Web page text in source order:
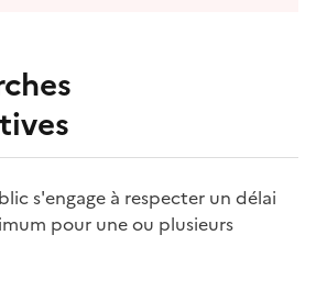
s'engage à respecter un délai
pour une ou plusieurs